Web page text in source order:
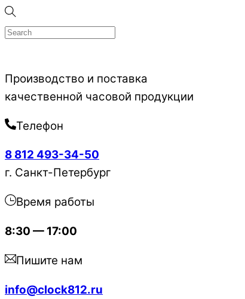
Skip
to
Производство и поставка
качественной часовой продукции
Телефон
8 812 493-34-50
г. Санкт-Петербург
Время работы
8:30 — 17:00
Пишите нам
info@clock812.ru